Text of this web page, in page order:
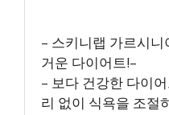
– 스키니랩 가르시
거운 다이어트!–
– 보다 건강한 다이
리 없이 식욕을 조절